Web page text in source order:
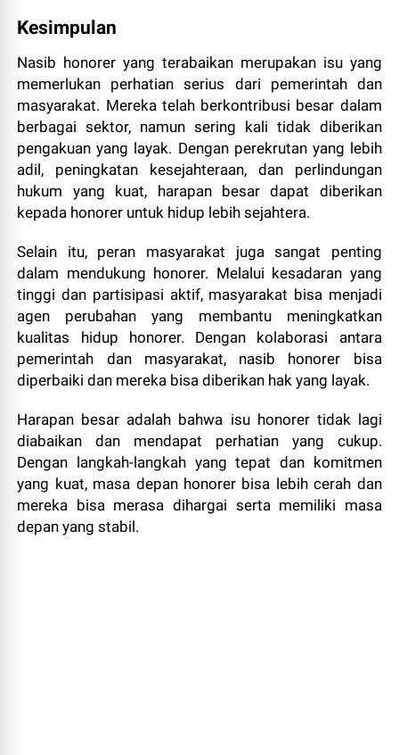
Kesimpulan
Nasib honorer yang terabaikan merupakan isu yang
memerlukan perhatian serius dari pemerintah dan
masyarakat. Mereka telah berkontribusi besar dalam
berbagai sektor, namun sering kali tidak diberikan
pengakuan yang layak. Dengan perekrutan yang lebih
adil, peningkatan kesejahteraan, dan perlindungan
hukum yang kuat, harapan besar dapat diberikan
kepada honorer untuk hidup lebih sejahtera.
Selain itu, peran masyarakat juga sangat penting
dalam mendukung honorer. Melalui kesadaran yang
tinggi dan partisipasi aktif, masyarakat bisa menjadi
agen perubahan yang membantu meningkatkan
kualitas hidup honorer. Dengan kolaborasi antara
pemerintah dan masyarakat, nasib honorer bisa
diperbaiki dan mereka bisa diberikan hak yang layak.
Harapan besar adalah bahwa isu honorer tidak lagi
diabaikan dan mendapat perhatian yang cukup.
Dengan langkah-langkah yang tepat dan komitmen
yang kuat, masa depan honorer bisa lebih cerah dan
mereka bisa merasa dihargai serta memiliki masa
depan yang stabil.